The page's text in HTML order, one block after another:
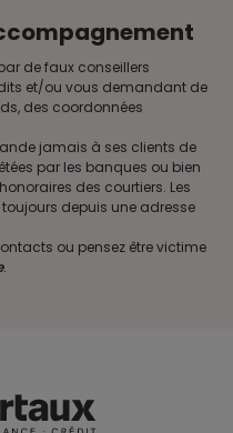
de faux conseillers
et/ou vous demandant de
des coordonnées
jamais à ses clients de
par les banques ou bien
des courtiers. Les
depuis une adresse
ou pensez être victime
.